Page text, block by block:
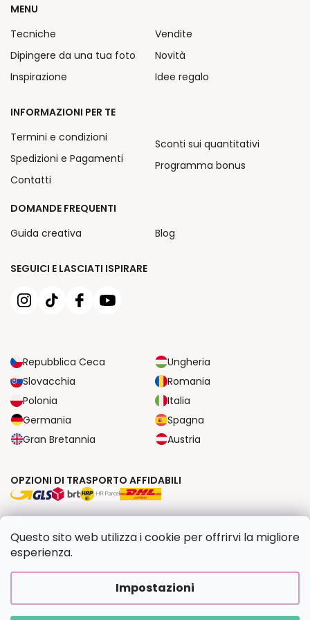
Questo sito web utilizza i cookie per offrirvi la migliore
esperienza.
Impostazioni
SEGUICI E LASCIATI ISPIRARE
Repubblica Ceca
Ungheria
Slovacchia
Romania
Polonia
Italia
Germania
Spagna
Gran Bretannia
Austria
MENU
Tecniche
Dipingere da una tua foto
Inspirazione
Vendite
Novità
Idee regalo
INFORMAZIONI PER TE
Termini e condizioni
Spedizioni e Pagamenti
Contatti
Sconti sui quantitativi
Programma bonus
DOMANDE FREQUENTI
Guida creativa
Blog
OPZIONI DI TRASPORTO AFFIDABILI
Creato da Shoptet Premium|UpraviloFV STUDIO
Copyright 2026Dipingilo.it. Tutti i diritti riservati.